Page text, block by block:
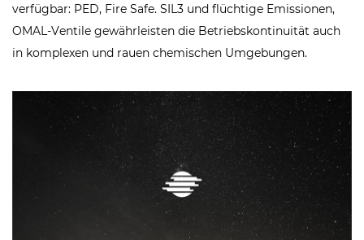
verfügbar: PED, Fire Safe. SIL3 und flüchtige Emissionen,
OMAL-Ventile gewährleisten die Betriebskontinuität auch
in komplexen und rauen chemischen Umgebungen.